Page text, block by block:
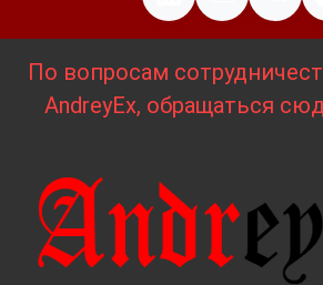
По вопросам
AndreyEx, обращаться